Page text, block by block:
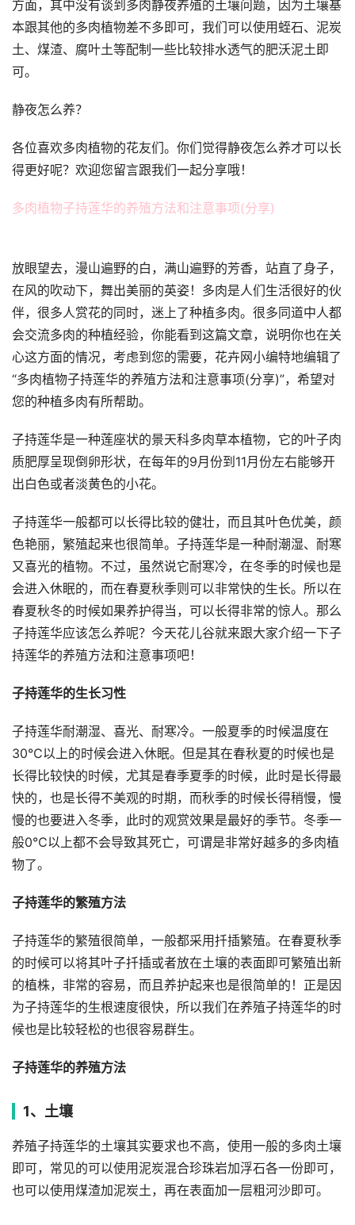
方面，其中没有谈到多肉静夜养殖的土壤问题，因为土壤基
本跟其他的多肉植物差不多即可，我们可以使用蛭石、泥炭
土、煤渣、腐叶土等配制一些比较排水透气的肥沃泥土即
可。
静夜怎么养？
各位喜欢多肉植物的花友们。你们觉得静夜怎么养才可以长
得更好呢？欢迎您留言跟我们一起分享哦！
多肉植物子持莲华的养殖方法和注意事项(分享)
放眼望去，漫山遍野的白，满山遍野的芳香，站直了身子，
在风的吹动下，舞出美丽的英姿！多肉是人们生活很好的伙
伴，很多人赏花的同时，迷上了种植多肉。很多同道中人都
会交流多肉的种植经验，你能看到这篇文章，说明你也在关
心这方面的情况，考虑到您的需要，花卉网小编特地编辑了
“多肉植物子持莲华的养殖方法和注意事项(分享)”，希望对
您的种植多肉有所帮助。
子持莲华是一种莲座状的景天科多肉草本植物，它的叶子肉
质肥厚呈现倒卵形状，在每年的9月份到11月份左右能够开
出白色或者淡黄色的小花。
子持莲华一般都可以长得比较的健壮，而且其叶色优美，颜
色艳丽，繁殖起来也很简单。子持莲华是一种耐潮湿、耐寒
又喜光的植物。不过，虽然说它耐寒冷，在冬季的时候也是
会进入休眠的，而在春夏秋季则可以非常快的生长。所以在
春夏秋冬的时候如果养护得当，可以长得非常的惊人。那么
子持莲华应该怎么养呢？今天花儿谷就来跟大家介绍一下子
持莲华的养殖方法和注意事项吧！
子持莲华的生长习性
子持莲华耐潮湿、喜光、耐寒冷。一般夏季的时候温度在
30℃以上的时候会进入休眠。但是其在春秋夏的时候也是
长得比较快的时候，尤其是春季夏季的时候，此时是长得最
快的，也是长得不美观的时期，而秋季的时候长得稍慢，慢
慢的也要进入冬季，此时的观赏效果是最好的季节。冬季一
般0℃以上都不会导致其死亡，可谓是非常好越多的多肉植
物了。
子持莲华的繁殖方法
子持莲华的繁殖很简单，一般都采用扦插繁殖。在春夏秋季
的时候可以将其叶子扦插或者放在土壤的表面即可繁殖出新
的植株，非常的容易，而且养护起来也是很简单的！正是因
为子持莲华的生根速度很快，所以我们在养殖子持莲华的时
候也是比较轻松的也很容易群生。
子持莲华的养殖方法
1、土壤
养殖子持莲华的土壤其实要求也不高，使用一般的多肉土壤
即可，常见的可以使用泥炭混合珍珠岩加浮石各一份即可，
也可以使用煤渣加泥炭土，再在表面加一层粗河沙即可。